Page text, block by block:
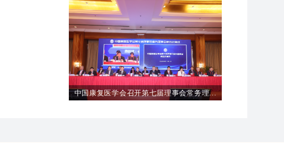
中国康复医学会召开第七届理事会常务理...